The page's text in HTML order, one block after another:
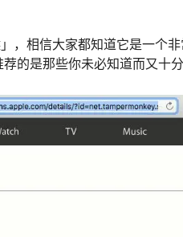
，相信大家都知道它是一个
的是那些你未必知道而又十分